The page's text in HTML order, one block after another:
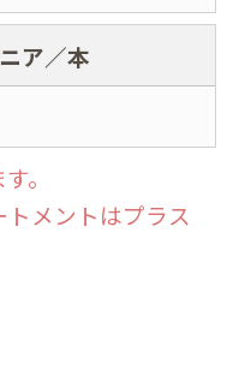
ア／本
。
メントはプラス